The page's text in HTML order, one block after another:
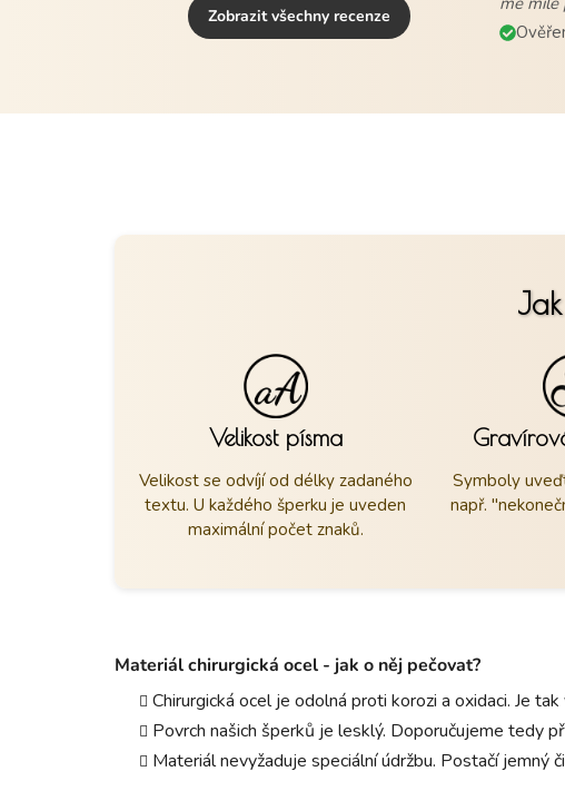
Zobrazit všechny recenze
vyřízení
Velikost písma
Velikost se odvíjí od délky zadaného
textu. U každého šperku je uveden
maximální počet znaků.
Symboly
např.
Materiál chirurgická ocel - jak o něj pečovat?
Chirurgická ocel je odolná proti korozi a oxidaci. Je
Povrch našich šperků je lesklý. Doporučujeme tedy
Materiál nevyžaduje speciální údržbu. Postačí jemný